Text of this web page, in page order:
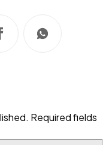
Required fields